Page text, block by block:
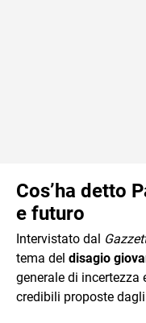
Cos’ha detto
e futuro
Intervistato dal
tema del disagio
generale di
credibili proposte